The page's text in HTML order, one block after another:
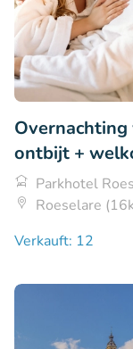
ontbijt +
Parkhotel
Roeselare
Verkauft: 12